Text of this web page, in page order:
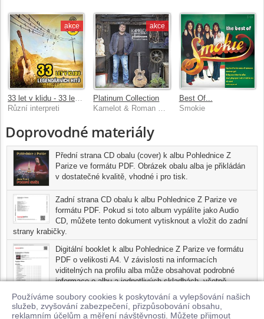
Používáme soubory cookies k poskytování a vylepšování našich
služeb, zvyšování zabezpečení, přizpůsobování obsahu,
reklamním účelům a měření návštěvnosti. Můžete přijmout
akce
33 let v klidu - 33 legendárních hitů Country Radia
Různí interpreti
akce
Platinum Collection
Kamelot & Roman Horky
Best Of...
Smokie
Doprovodné materiály
Přední strana CD obalu (cover) k albu Pohlednice Z
Parize ve formátu PDF. Obrázek obalu alba je přikládán
v dostatečné kvalitě, vhodné i pro tisk.
Zadní strana CD obalu k albu Pohlednice Z Parize ve
formátu PDF. Pokud si toto album vypálíte jako Audio
CD, můžete tento dokument vytisknout a vložit do zadní
strany krabičky.
Digitální booklet k albu Pohlednice Z Parize ve formátu
PDF o velikosti A4. V závislosti na informacích
viditelných na profilu alba může obsahovat podrobné
informace o albu a jednotlivých skladbách, včetně
seznamu participujících umělců, přesného data a místa
nahrání pro každou ze skladeb. Digitální booklet je tisknutelnou
variantou profilu alba.